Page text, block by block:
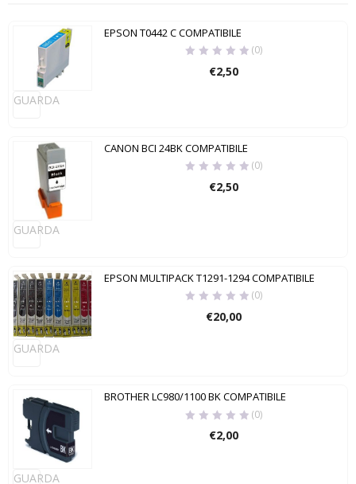
GUARDA
EPSON T0442 C COMPATIBILE
(0)
€2,50
GUARDA
CANON BCI 24BK COMPATIBILE
(0)
€2,50
GUARDA
EPSON MULTIPACK T1291-1294 COMPATIBILE
(0)
€20,00
GUARDA
BROTHER LC980/1100 BK COMPATIBILE
(0)
€2,00